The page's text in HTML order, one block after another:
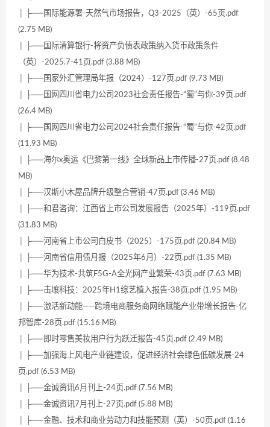
│ ├──国际能源署-天然气市场报告，Q3-2025（英）-65页.pdf
(2.75 MB)
│ ├──国际清算银行-将资产负债表政策纳入货币政策条件
（英）-2025.7-41页.pdf (3.88 MB)
│ ├──国家外汇管理局年报（2024）-127页.pdf (9.73 MB)
│ ├──国网四川省电力公司2023社会责任报告-“蜀”与你-39页.pdf
(26.4 MB)
│ ├──国网四川省电力公司2024社会责任报告-“蜀”与你-42页.pdf
(11.93 MB)
│ ├──海尔x奥运《巴黎第一线》全球新品上市传播-27页.pdf (8.48
MB)
│ ├──汉斯小木屋品牌升级整合营销-47页.pdf (3.46 MB)
│ ├──和君咨询：江西省上市公司发展报告（2025年）-119页.pdf
(31.83 MB)
│ ├──河南省上市公司白皮书（2025）-175页.pdf (20.84 MB)
│ ├──河南省信用债月报（2025年6月）-22页.pdf (1.35 MB)
│ ├──华为技术-共筑F5G-A全光网产业繁荣-43页.pdf (7.63 MB)
│ ├──击壤科技：2025年H1综艺植入报告-38页.pdf (1.95 MB)
│ ├──激活新动能——跨境电商服务商网络赋能产业带增长报告-亿
邦智库-28页.pdf (15.16 MB)
│ ├──即时零售美妆用户行为跃迁报告-45页.pdf (2.49 MB)
│ ├──加强海上风电产业链建设，促进经济社会绿色低碳发展-24
页.pdf (6.53 MB)
│ ├──金诚资讯6月刊上-24页.pdf (7.56 MB)
│ ├──金诚资讯7月刊上-27页.pdf (5.88 MB)
│ ├──金融、技术和商业劳动力和技能预测（英）-50页.pdf (1.16